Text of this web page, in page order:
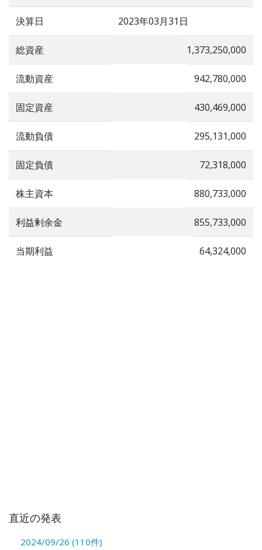
決算日 2023年03月31日
総資産 1,373,250,000
流動資産 942,780,000
固定資産 430,469,000
流動負債 295,131,000
固定負債 72,318,000
株主資本 880,733,000
利益剰余金 855,733,000
当期利益 64,324,000
直近の発表
2024/09/26 (110件)